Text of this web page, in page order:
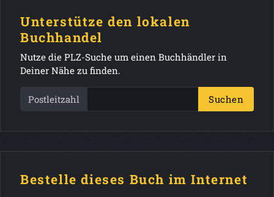
Unterstütze den lokalen
Buchhandel
Nutze die PLZ-Suche um einen Buchhändler in
Deiner Nähe zu finden.
Postleitzahl Suchen
Bestelle dieses Buch im Internet